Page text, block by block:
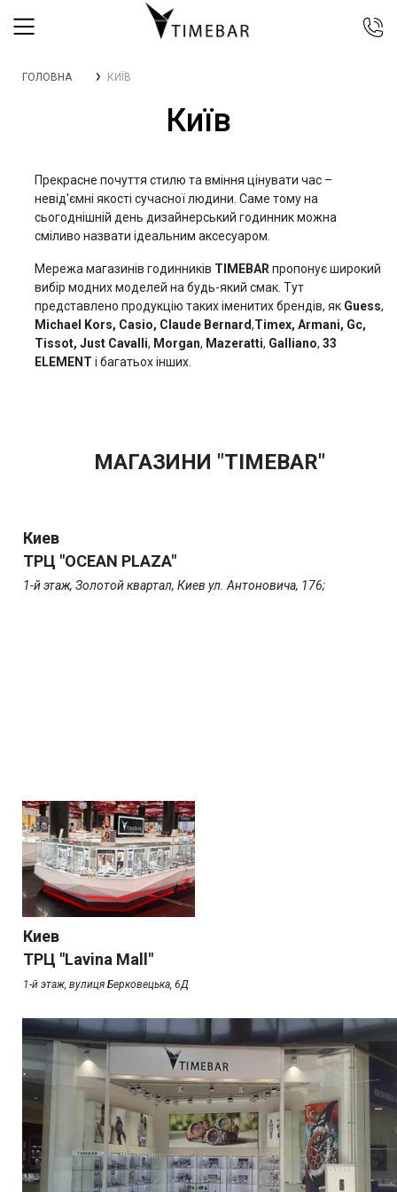
044 392 44 45
099 399 23 80
ГОЛОВНА КИЇВ
Київ
Прекрасне почуття стилю та вміння цінувати час –
невід'ємні якості сучасної людини. Саме тому на
сьогоднішній день дизайнерський годинник можна
сміливо назвати ідеальним аксесуаром.
Мережа магазинів годинників TIMEBAR пропонує широкий
вибір модних моделей на будь-який смак. Тут
представлено продукцію таких іменитих брендів, як Guess,
Michael Kors, Casio, Claude Bernard,Timex, Armani, Gc,
Tissot, Just Cavalli, Morgan, Mazeratti, Galliano, 33
ELEMENT і багатьох інших.
МАГАЗИНИ "TIMEBAR"
Киев
ТРЦ "OCEAN PLAZA"
1-й этаж, Золотой квартал, Киев ул. Антоновича, 176;
Киев
ТРЦ "Lavina Mall"
1-й этаж, вулиця Берковецька, 6Д